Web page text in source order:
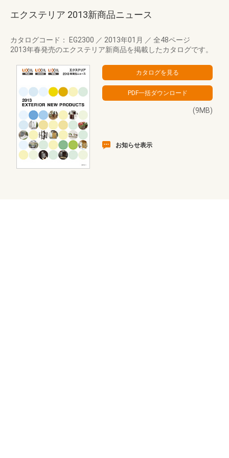
エクステリア 2013新商品ニュース
カタログコード： EG2300 ／ 2013年01月 ／ 全48ページ
2013年春発売のエクステリア新商品を掲載したカタログです。
(9MB)
お知らせ表示